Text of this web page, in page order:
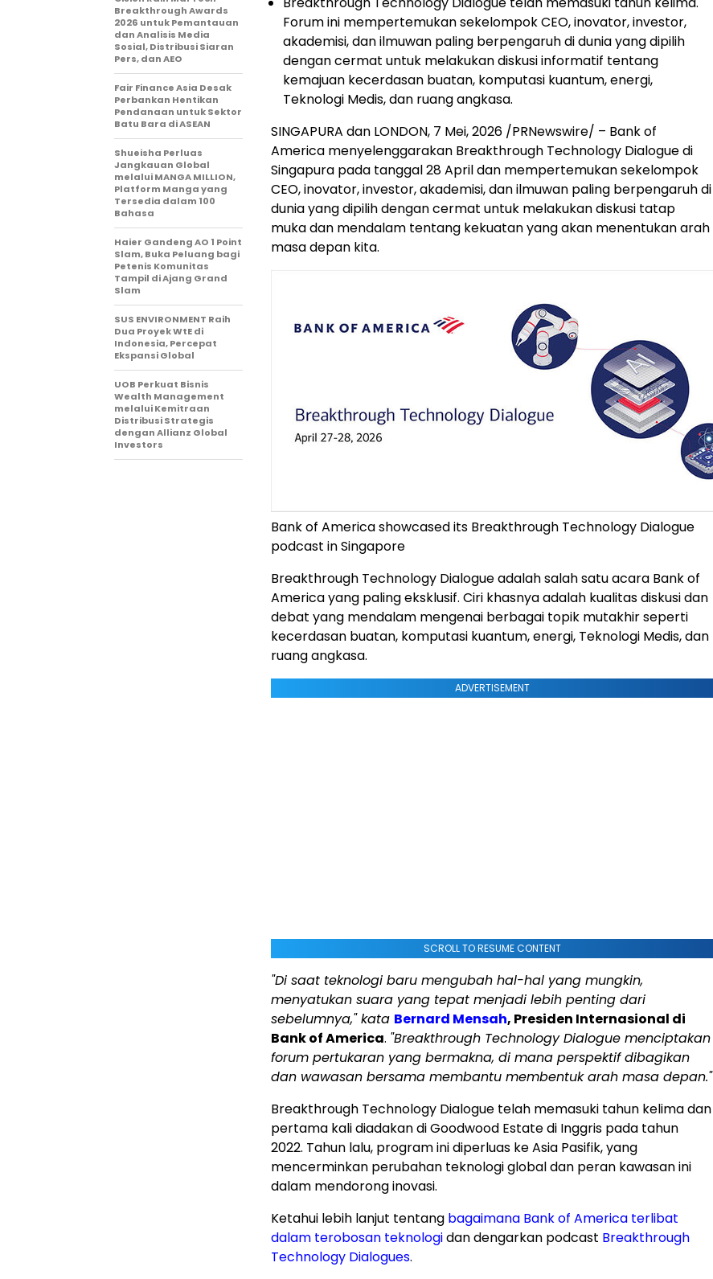
Forum ini mempertemukan sekelompok CEO, inovator, investor,
akademisi, dan ilmuwan paling berpengaruh di dunia yang dipilih
dengan cermat untuk melakukan diskusi informatif tentang
kemajuan kecerdasan buatan, komputasi kuantum, energi,
Teknologi Medis, dan ruang angkasa.
SINGAPURA dan LONDON, 7 Mei, 2026 /PRNewswire/ – Bank of
America menyelenggarakan Breakthrough Technology Dialogue di
Singapura pada tanggal 28 April dan mempertemukan sekelompok
CEO, inovator, investor, akademisi, dan ilmuwan paling berpengaruh di
dunia yang dipilih dengan cermat untuk melakukan diskusi tatap
muka dan mendalam tentang kekuatan yang akan menentukan arah
masa depan kita.
Bank of America showcased its Breakthrough Technology Dialogue
podcast in Singapore
Breakthrough Technology Dialogue adalah salah satu acara Bank of
America yang paling eksklusif. Ciri khasnya adalah kualitas diskusi dan
debat yang mendalam mengenai berbagai topik mutakhir seperti
kecerdasan buatan, komputasi kuantum, energi, Teknologi Medis, dan
ruang angkasa.
ADVERTISEMENT
SCROLL TO RESUME CONTENT
"Di saat teknologi baru mengubah hal-hal yang mungkin,
menyatukan suara yang tepat menjadi lebih penting dari
sebelumnya," kata Bernard Mensah, Presiden Internasional di
Bank of America. "Breakthrough Technology Dialogue menciptakan
forum pertukaran yang bermakna, di mana perspektif dibagikan
dan wawasan bersama membantu membentuk arah masa depan."
Breakthrough Technology Dialogue telah memasuki tahun kelima dan
pertama kali diadakan di Goodwood Estate di Inggris pada tahun
2022. Tahun lalu, program ini diperluas ke Asia Pasifik, yang
mencerminkan perubahan teknologi global dan peran kawasan ini
dalam mendorong inovasi.
Ketahui lebih lanjut tentang bagaimana Bank of America terlibat
dalam terobosan teknologidan dengarkan podcast Breakthrough
Technology Dialogues.
Breakthrough Awards
2026 untuk Pemantauan
dan Analisis Media
Sosial, Distribusi Siaran
Pers, dan AEO
Fair Finance Asia Desak
Perbankan Hentikan
Pendanaan untuk Sektor
Batu Bara di ASEAN
Shueisha Perluas
Jangkauan Global
melalui MANGA MILLION,
Platform Manga yang
Tersedia dalam 100
Bahasa
Haier Gandeng AO 1 Point
Slam, Buka Peluang bagi
Petenis Komunitas
Tampil di Ajang Grand
Slam
SUS ENVIRONMENT Raih
Dua Proyek WtE di
Indonesia, Percepat
Ekspansi Global
UOB Perkuat Bisnis
Wealth Management
melalui Kemitraan
Distribusi Strategis
dengan Allianz Global
Investors